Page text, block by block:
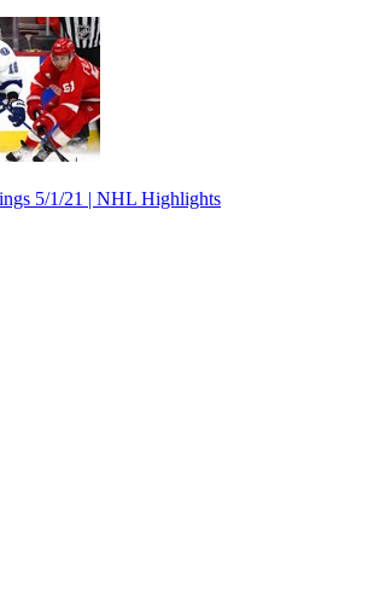
5/1/21 | NHL Highlights